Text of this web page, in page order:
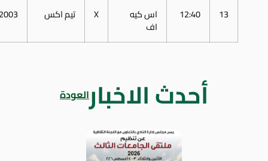
13
12:40 اس كيه
اف
X تيم اكس
أحدث الاخبارالعودة